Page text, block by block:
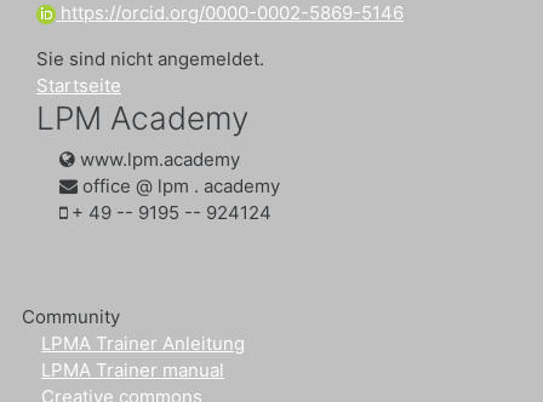
https://orcid.org/0000-0002-5869-5146
Sie sind nicht angemeldet.
Startseite
LPM Academy
www.lpm.academy
office @ lpm . academy
‭+ 49 -- 9195 -- 924124‬
Community
LPMA Trainer Anleitung
LPMA Trainer manual
Creative commons